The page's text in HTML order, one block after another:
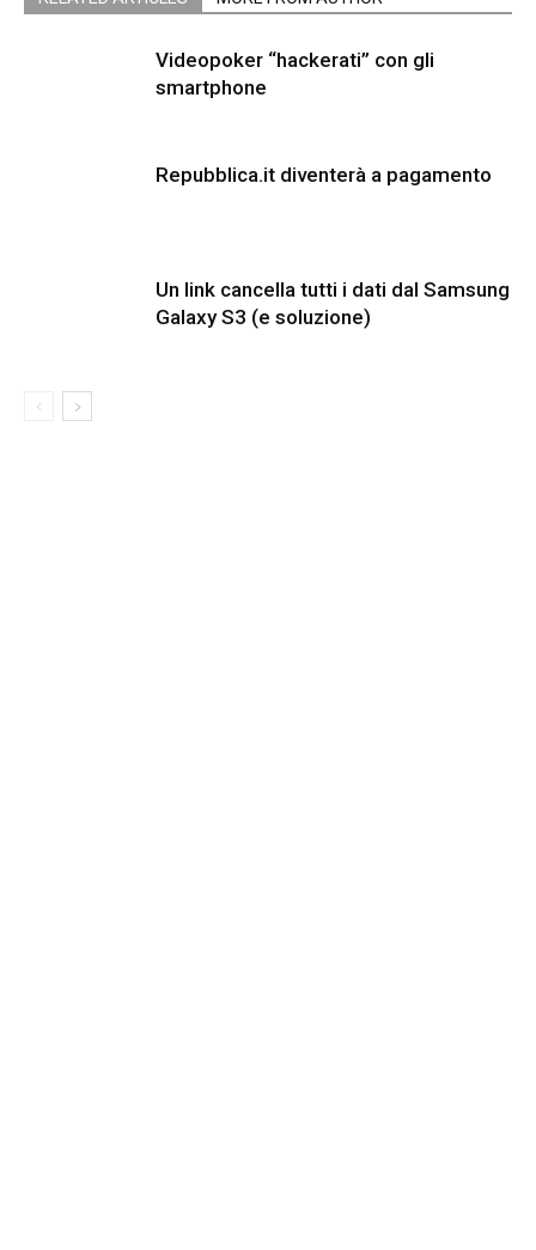
Videopoker “hackerati” con gli
smartphone
Repubblica.it diventerà a pagamento
Un link cancella tutti i dati dal Samsung
Galaxy S3 (e soluzione)